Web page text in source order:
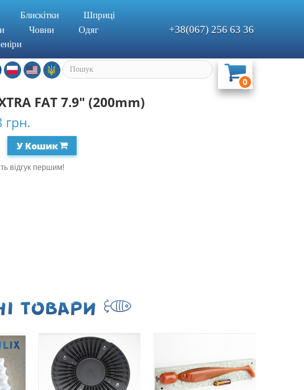
0
Блискітки
Шприцi
Човни
Одяг
+38(067) 256 63 36
FAT 7.9" (200mm)
грн.
У Кошик
відгук першим!
товари